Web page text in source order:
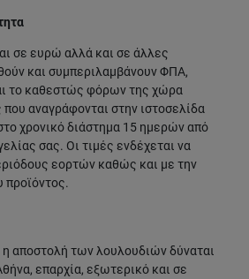
σε ευρώ αλλά και σε άλλες
και συμπεριλαμβάνουν ΦΠΑ,
το καθεστώς φόρων της χώρα
αναγράφονται στην ιστοσελίδα
χρονικό διάστημα 15 ημερών από
σας. Οι τιμές ενδέχεται να
εορτών καθώς και με την
προϊόντος.
η αποστολή των λουλουδιών δύναται
επαρχία, εξωτερικό και σε